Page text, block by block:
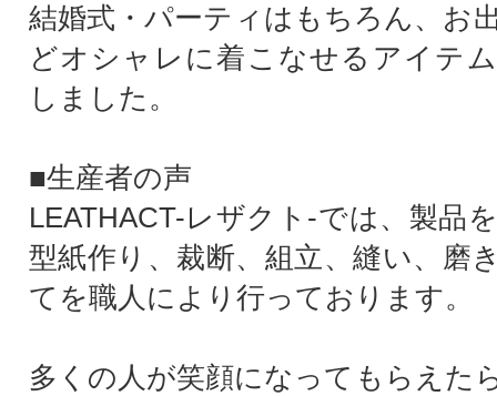
結婚式・パーティはもちろん、お
どオシャレに着こなせるアイテ
しました。
■生産者の声
LEATHACT-レザクト-では、製品
型紙作り、裁断、組立、縫い、磨
てを職人により行っております。
多くの人が笑顔になってもらえた